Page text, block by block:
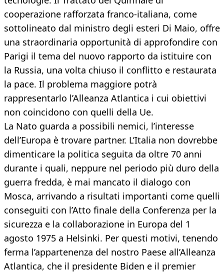
cooperazione rafforzata franco-italiana, come
sottolineato dal ministro degli esteri Di Maio, offre
una straordinaria opportunità di approfondire con
Parigi il tema del nuovo rapporto da istituire con
la Russia, una volta chiuso il conflitto e restaurata
la pace. Il problema maggiore potrà
rappresentarlo l’Alleanza Atlantica i cui obiettivi
non coincidono con quelli della Ue.
La Nato guarda a possibili nemici, l’interesse
dell’Europa è trovare partner. L’Italia non dovrebbe
dimenticare la politica seguita da oltre 70 anni
durante i quali, neppure nel periodo più duro della
guerra fredda, è mai mancato il dialogo con
Mosca, arrivando a risultati importanti come quelli
conseguiti con l’Atto finale della Conferenza per la
sicurezza e la collaborazione in Europa del 1
agosto 1975 a Helsinki. Per questi motivi, tenendo
ferma l’appartenenza del nostro Paese all’Alleanza
Atlantica, che il presidente Biden e il premier